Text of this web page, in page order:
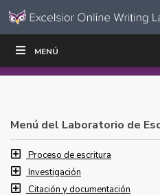
Ir al contenido
navegación
MENÚ
ESCRIBIR
Menú del Laboratorio de
Proceso de escritura
Investigación
Citación y documentación